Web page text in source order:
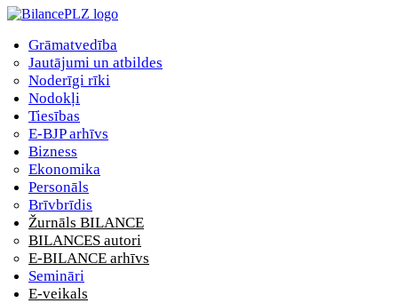
Grāmatvedība
Jautājumi un atbildes
Noderīgi rīki
Nodokļi
Tiesības
E-BJP arhīvs
Bizness
Ekonomika
Personāls
Brīvbrīdis
Žurnāls BILANCE
BILANCES autori
E-BILANCE arhīvs
Semināri
E-veikals